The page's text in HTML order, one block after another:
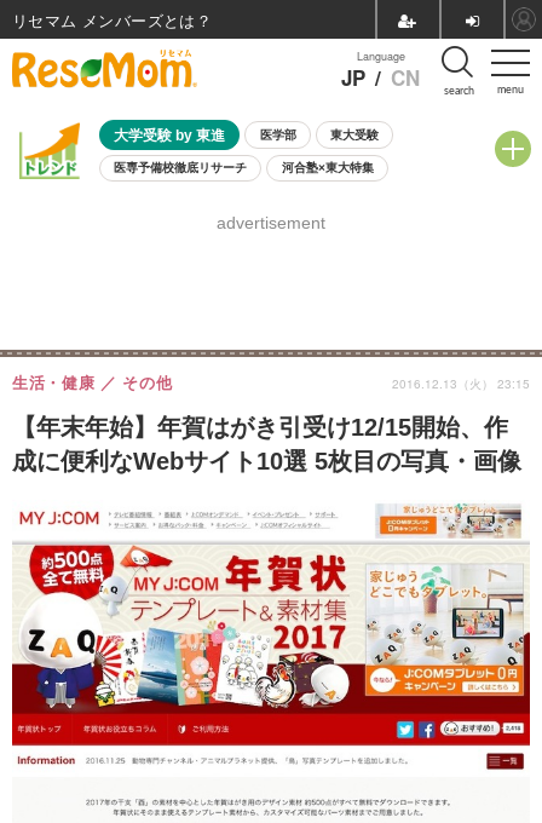
menu
Language
JP / CN search
大学受験 by 東進 医学部 東大受験
医専予備校徹底リサーチ 河合塾×東大特集
8月開催学校説明会・相談会
advertisement
【年末年始】年賀はがき引受け12/15開始、作
成に便利なWebサイト10選 5枚目の写真・画像
生活・健康 その他 2016.12.13（火） 23:15
リセマム メンバーズ